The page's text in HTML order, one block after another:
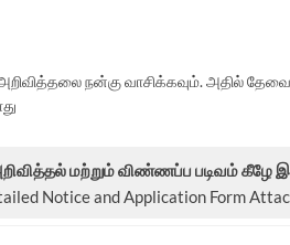
நன்கு வாசிக்கவும். அதில்
மற்றும் விண்ணப்ப படிவம்
Notice and Application Form